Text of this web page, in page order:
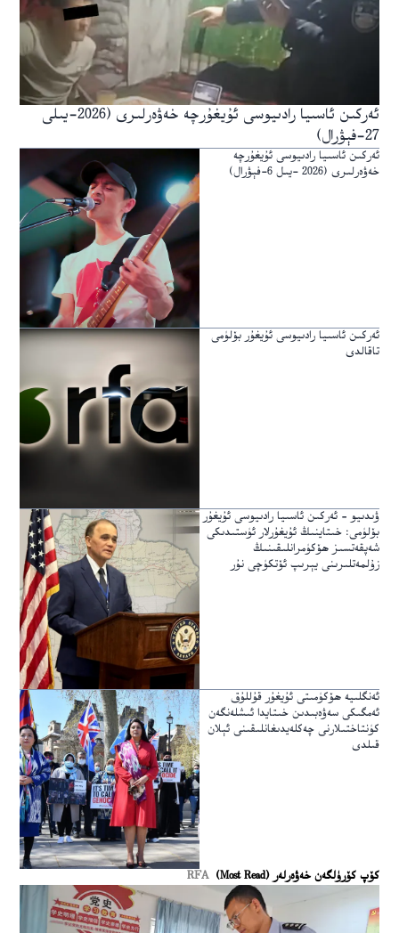
ئەركىن ئاسىيا رادىيوسى ئۇيغۇرچە خەۋەرلىرى (2026-يىلى
27-فېۋرال)
ئەركىن ئاسىيا رادىيوسى ئۇيغۇرچە
خەۋەرلىرى (2026 -يىل 6-فېۋرال)
ئەركىن ئاسىيا رادىيوسى ئۇيغۇر بۆلۈمى
تاقالدى
ۋىدىيو – ئەركىن ئاسىيا رادىيوسى ئۇيغۇر
بۆلۈمى: خىتاينىڭ ئۇيغۇرلار ئۈستىدىكى
شەپقەتسىز ھۆكۈمرانلىقىنىڭ
زۇلمەتلىرىنى يېرىپ ئۆتكۈچى نۇر
ئەنگلىيە ھۆكۈمىتى ئۇيغۇر قۇللۇق
ئەمگىكى سەۋەبىدىن خىتايدا ئىشلەنگەن
كۈنتاختىلارنى چەكلەيدىغانلىقىنى ئېلان
قىلدى
كۆپ كۆرۈلگەن خەۋەرلەر (Most Read) RFA